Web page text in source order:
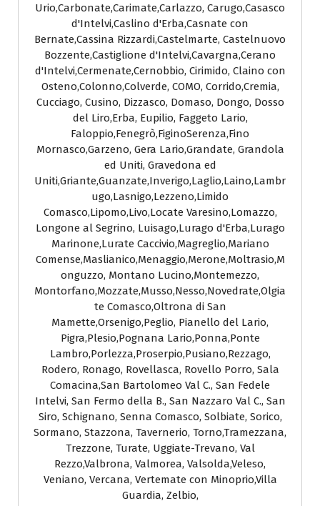
Urio,Carbonate,Carimate,Carlazzo, Carugo,Casasco
d'Intelvi,Caslino d'Erba,Casnate con
Bernate,Cassina Rizzardi,Castelmarte, Castelnuovo
Bozzente,Castiglione d'Intelvi,Cavargna,Cerano
d'Intelvi,Cermenate,Cernobbio, Cirimido, Claino con
Osteno,Colonno,Colverde, COMO, Corrido,Cremia,
Cucciago, Cusino, Dizzasco, Domaso, Dongo, Dosso
del Liro,Erba, Eupilio, Faggeto Lario,
Faloppio,Fenegrò,FiginoSerenza,Fino
Mornasco,Garzeno, Gera Lario,Grandate, Grandola
ed Uniti, Gravedona ed
Uniti,Griante,Guanzate,Inverigo,Laglio,Laino,Lambr
ugo,Lasnigo,Lezzeno,Limido
Comasco,Lipomo,Livo,Locate Varesino,Lomazzo,
Longone al Segrino, Luisago,Lurago d'Erba,Lurago
Marinone,Lurate Caccivio,Magreglio,Mariano
Comense,Maslianico,Menaggio,Merone,Moltrasio,M
onguzzo, Montano Lucino,Montemezzo,
Montorfano,Mozzate,Musso,Nesso,Novedrate,Olgia
te Comasco,Oltrona di San
Mamette,Orsenigo,Peglio, Pianello del Lario,
Pigra,Plesio,Pognana Lario,Ponna,Ponte
Lambro,Porlezza,Proserpio,Pusiano,Rezzago,
Rodero, Ronago, Rovellasca, Rovello Porro, Sala
Comacina,San Bartolomeo Val C., San Fedele
Intelvi, San Fermo della B., San Nazzaro Val C., San
Siro, Schignano, Senna Comasco, Solbiate, Sorico,
Sormano, Stazzona, Tavernerio, Torno,Tramezzana,
Trezzone, Turate, Uggiate-Trevano, Val
Rezzo,Valbrona, Valmorea, Valsolda,Veleso,
Veniano, Vercana, Vertemate con Minoprio,Villa
Guardia, Zelbio,